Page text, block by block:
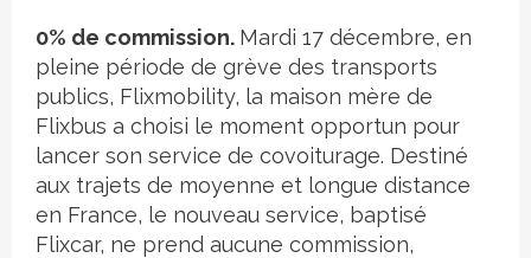
Crédit photo
0% de commission. Mardi 17 décembre, en
pleine période de grève des transports
publics, Flixmobility, la maison mère de
Flixbus a choisi le moment opportun pour
lancer son service de covoiturage. Destiné
aux trajets de moyenne et longue distance
en France, le nouveau service, baptisé
Flixcar, ne prend aucune commission,